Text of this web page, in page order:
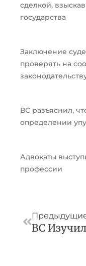
сделкой,
государства
Заключение
проверять на
ВС разъяснил,
определении
Адвокаты
профессии